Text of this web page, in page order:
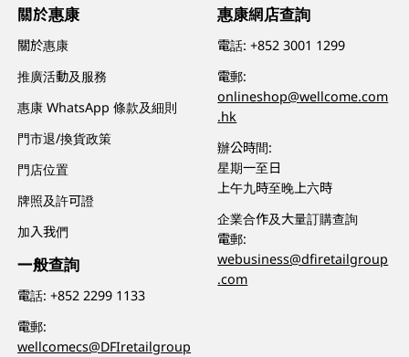
關於惠康
關於惠康
推廣活動及服務
惠康 WhatsApp 條款及細則
門市退/換貨政策
門店位置
牌照及許可證
加入我們
一般查詢
電話:+852 2299 1133
電郵:
wellcomecs@DFIretailgroup
惠康網店查詢
電話:+852 3001 1299
電郵:
onlineshop@wellcome.com
.hk
辦公時間:
星期一至日
上午九時至晚上六時
企業合作及大量訂購查詢
電郵:
webusiness@dfiretailgroup
.com